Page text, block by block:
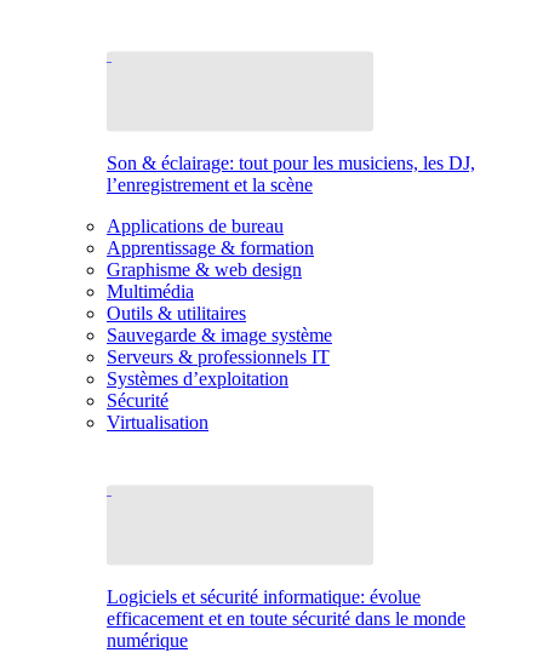
Son & éclairage: tout pour les musiciens, les DJ,
l’enregistrement et la scène
Applications de bureau
Apprentissage & formation
Graphisme & web design
Multimédia
Outils & utilitaires
Sauvegarde & image système
Serveurs & professionnels IT
Systèmes d’exploitation
Sécurité
Virtualisation
Logiciels et sécurité informatique: évolue
efficacement et en toute sécurité dans le monde
numérique